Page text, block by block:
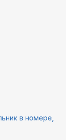
в номере,